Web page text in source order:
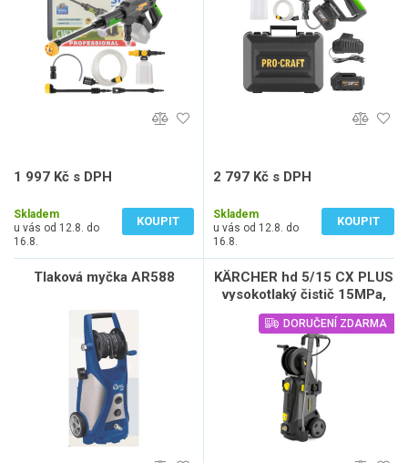
1 997 Kč s DPH
Skladem
u vás od 12.8. do
16.8.
KOUPIT
2 797 Kč s DPH
Skladem
u vás od 12.8. do
16.8.
KOUPIT
Tlaková myčka AR588
KÄRCHER hd 5/15 CX PLUS
vysokotlaký čistič 15MPa,
500l/h
DORUČENÍ ZDARMA